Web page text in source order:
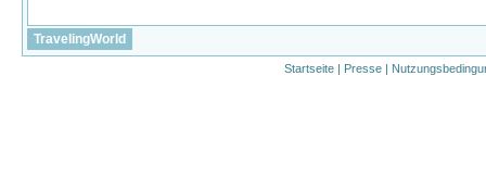
TravelingWorld
Startseite | Presse |